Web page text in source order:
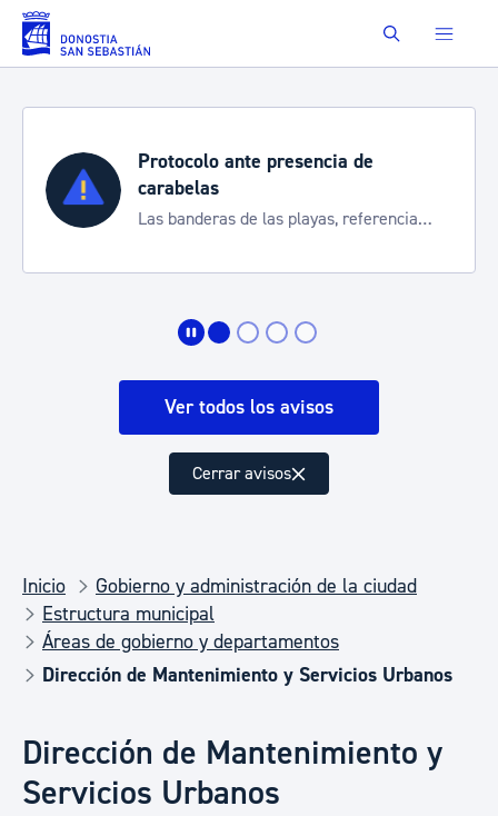
Saltar al contenido principal Buscar
Protocolo ante presencia de
carabelas
Las banderas de las playas, referencia
Ver todos los avisos
Cerrar avisos
Inicio
Gobierno y administración de la ciudad
Estructura municipal
Áreas de gobierno y departamentos
Dirección de Mantenimiento y Servicios Urbanos
Dirección de Mantenimiento y
Servicios Urbanos